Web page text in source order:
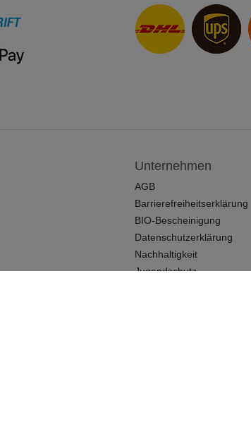
Unternehmen
AGB
Barrierefreiheitserklärung
BIO-Bescheinigung
Datenschutzerklärung
Nachhaltigkeit
Jugendschutz